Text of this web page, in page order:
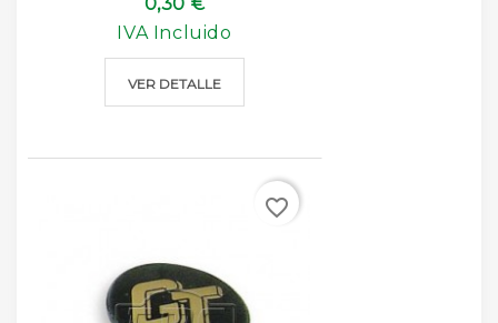
IVA Incluido
VER DETALLE
favorite_border